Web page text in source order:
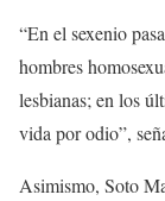
“En el sexenio
hombres
lesbianas; en los
vida por odio”,
Asimismo, Soto